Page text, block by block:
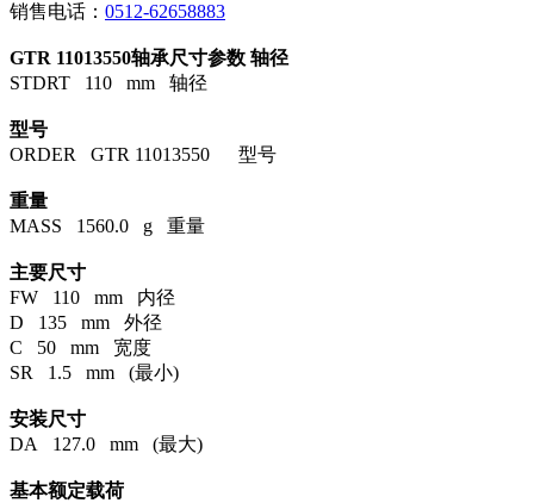
销售电话： 0512-62658883
GTR 11013550轴承尺寸参数 轴径
STDRT 110 mm 轴径
型号
ORDER GTR 11013550 型号
重量
MASS 1560.0 g 重量
主要尺寸
FW 110 mm 内径
D 135 mm 外径
C 50 mm 宽度
SR 1.5 mm (最小)
安装尺寸
DA 127.0 mm (最大)
基本额定载荷